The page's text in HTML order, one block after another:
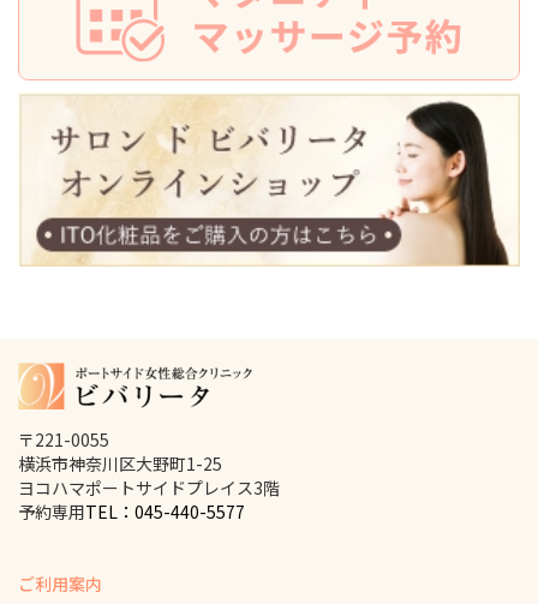
〒221-0055
横浜市神奈川区大野町1-25
ヨコハマポートサイドプレイス3階
予約専用TEL：045-440-5577
ご利用案内